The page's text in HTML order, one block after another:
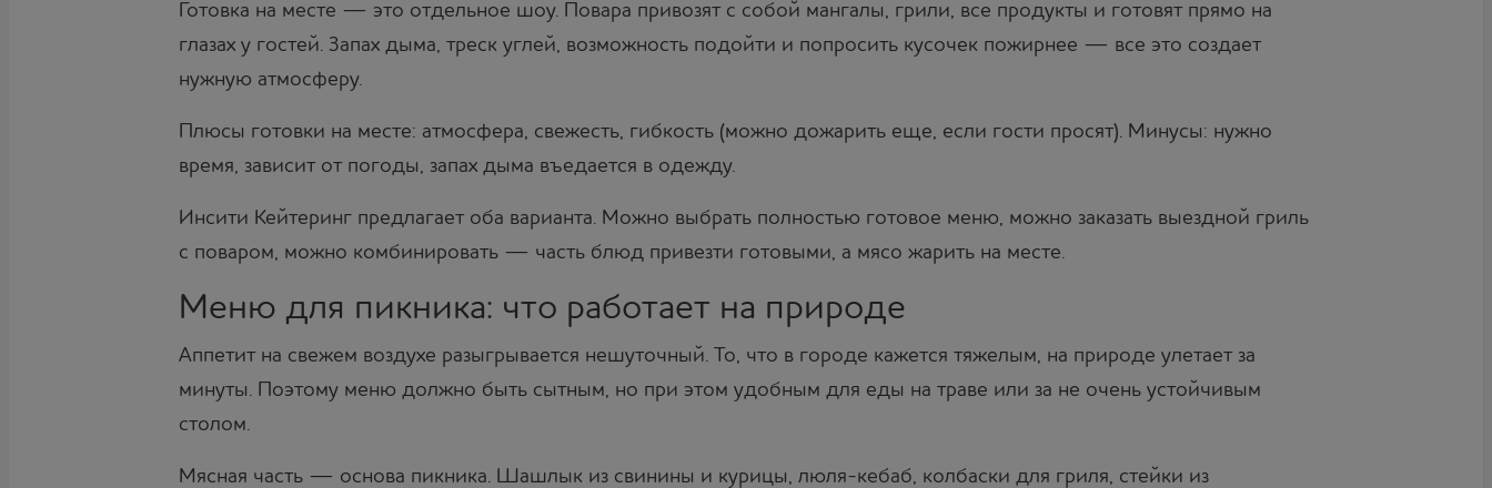
Готовка на месте — это отдельное шоу. Повара привозят с собой мангалы, грили, все продукты и готовят прямо на
глазах у гостей. Запах дыма, треск углей, возможность подойти и попросить кусочек пожирнее — все это создает
нужную атмосферу.
Плюсы готовки на месте: атмосфера, свежесть, гибкость (можно дожарить еще, если гости просят). Минусы: нужно
время, зависит от погоды, запах дыма въедается в одежду.
Инсити Кейтеринг предлагает оба варианта. Можно выбрать полностью готовое меню, можно заказать выездной гриль
с поваром, можно комбинировать — часть блюд привезти готовыми, а мясо жарить на месте.
Меню для пикника: что работает на природе
Аппетит на свежем воздухе разыгрывается нешуточный. То, что в городе кажется тяжелым, на природе улетает за
минуты. Поэтому меню должно быть сытным, но при этом удобным для еды на траве или за не очень устойчивым
столом.
Мясная часть — основа пикника. Шашлык из свинины и курицы, люля-кебаб, колбаски для гриля, стейки из